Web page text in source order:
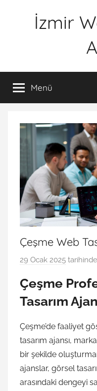
İzmir
Menü
Çeşme Web
29 Ocak 2025
Çeşme
Tasarım
Çeşme’de faaliyet
tasarım ajansı,
bir şekilde
ajanslar, görsel
arasındaki dengeyi